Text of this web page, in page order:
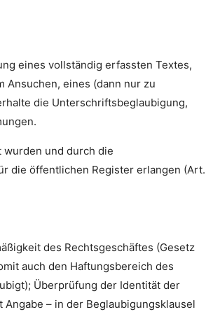
eines vollständig erfassten Textes,
eines (dann nur zu
die Unterschriftsbeglaubigung,
wurden und durch die
die öffentlichen Register erlangen (Art.
des Rechtsgeschäftes (Gesetz
auch den Haftungsbereich des
Überprüfung der Identität der
– in der Beglaubigungsklausel